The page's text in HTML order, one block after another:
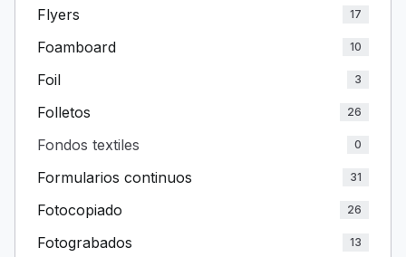
Flyers 17
Foamboard 10
Foil 3
Folletos 26
Fondos textiles 0
Formularios continuos 31
Fotocopiado 26
Fotograbados 13